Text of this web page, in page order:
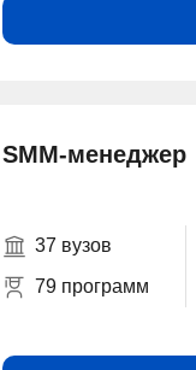
SMM-менеджер
37 вузов
79 программ